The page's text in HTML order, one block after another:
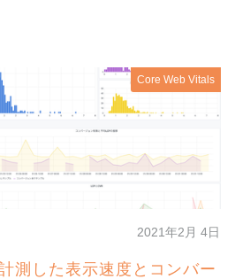
Core Web Vitals
2021年2月 4日
測した表示速度とコンバー